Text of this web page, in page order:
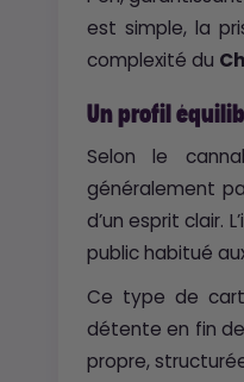
est simple, la
complexité du
Un profil
Selon le
généralement
d’un esprit clair.
public habitué
Ce type de
détente en fin
propre,